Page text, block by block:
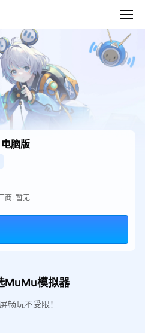
电脑版
商: 暂无
MuMu模拟器
畅玩不受限！